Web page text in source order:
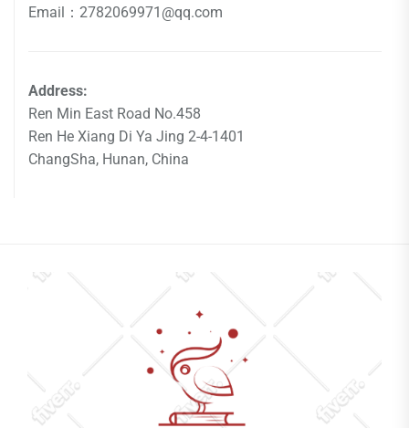
Email：2782069971@qq.com
Address:
Ren Min East Road No.458
Ren He Xiang Di Ya Jing 2-4-1401
ChangSha, Hunan, China